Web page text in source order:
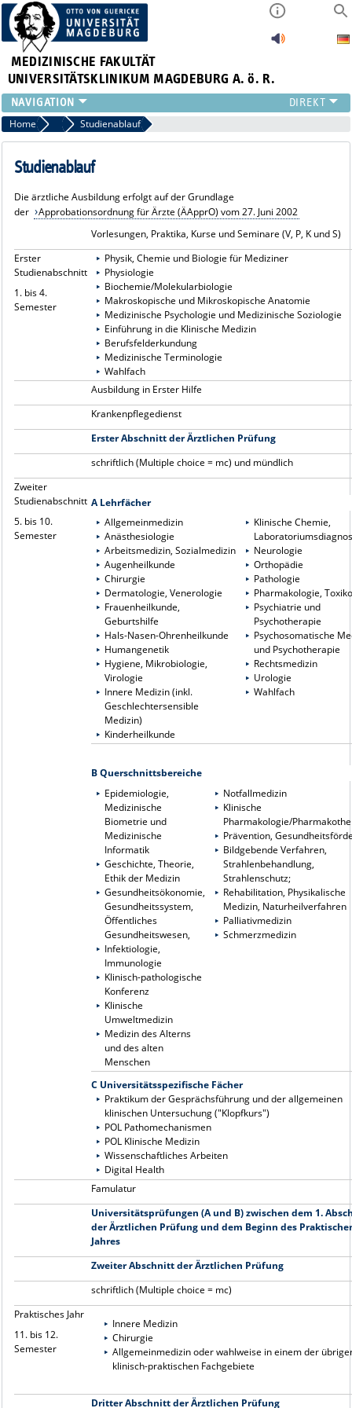
MEDIZINISCHE FAKULTÄT
UNIVERSITÄTSKLINIKUM MAGDEBURG A. ö. R.
INSTITUTE
KLINIKEN
ZENTRALE EINRICHTUNGEN
PRESSE
ÜBER UNS
INTRANET
Home Humanmedizin (Staatsexamen)
Studienablauf
Studienablauf
Die ärztliche Ausbildung erfolgt auf der Grundlage
der
Approbationsordnung für Ärzte (ÄApprO) vom 27. Juni 2002
Vorlesungen, Praktika, Kurse und Seminare (V, P, K und S)
Erster
Studienabschnitt
1. bis 4.
Semester
Physik, Chemie und Biologie für Mediziner
Physiologie
Biochemie/Molekularbiologie
Makroskopische und Mikroskopische Anatomie
Medizinische Psychologie und Medizinische Soziologie
Einführung in die Klinische Medizin
Berufsfelderkundung
Medizinische Terminologie
Wahlfach
Ausbildung in Erster Hilfe
Krankenpflegedienst
Erster Abschnitt der Ärztlichen Prüfung
schriftlich (Multiple choice = mc) und mündlich
Zweiter
Studienabschnitt
5. bis 10.
Semester
A Lehrfächer
Allgemeinmedizin
Anästhesiologie
Arbeitsmedizin, Sozialmedizin
Augenheilkunde
Chirurgie
Dermatologie, Venerologie
Frauenheilkunde,
Geburtshilfe
Hals-Nasen-Ohrenheilkunde
Humangenetik
Hygiene, Mikrobiologie,
Virologie
Innere Medizin (inkl.
Geschlechtersensible
Medizin)
Kinderheilkunde
Klinische Chemie,
Neurologie
Orthopädie
Pathologie
Pharmakologie,
Psychiatrie und
Psychotherapie
Psychosomatische
und Psychotherapie
Rechtsmedizin
Urologie
Wahlfach
B Querschnittsbereiche
Epidemiologie,
Medizinische
Biometrie und
Medizinische
Informatik
Geschichte, Theorie,
Ethik der Medizin
Gesundheitsökonomie,
Gesundheitssystem,
Öffentliches
Gesundheitswesen,
Infektiologie,
Immunologie
Klinisch-pathologische
Konferenz
Klinische
Umweltmedizin
Medizin des Alterns
und des alten
Menschen
Notfallmedizin
Klinische
Pharmakologie/
Prävention,
Bildgebende Verfahren,
Strahlenbehandlung,
Strahlenschutz;
Rehabilitation, Physikalische
Medizin, Naturheilverfahren
Palliativmedizin
Schmerzmedizin
C Universitätsspezifische Fächer
Praktikum der Gesprächsführung und der allgemeinen
klinischen Untersuchung ("Klopfkurs")
POL Pathomechanismen
POL Klinische Medizin
Wissenschaftliches Arbeiten
Digital Health
Famulatur
Universitätsprüfungen (A und B) zwischen dem 1.
der Ärztlichen Prüfung und dem Beginn des
Jahres
Zweiter Abschnitt der Ärztlichen Prüfung
schriftlich (Multiple choice = mc)
Praktisches Jahr
11. bis 12.
Semester
Innere Medizin
Chirurgie
Allgemeinmedizin oder wahlweise in einem der
klinisch-praktischen Fachgebiete
Dritter Abschnitt der Ärztlichen Prüfung